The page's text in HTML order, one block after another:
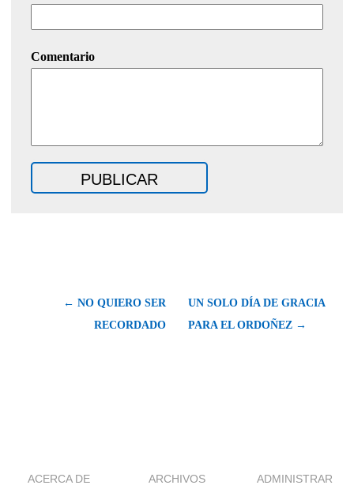
Comentario
← NO QUIERO SER
RECORDADO
UN SOLO DÍA DE GRACIA
PARA EL ORDOÑEZ →
ACERCA DE ARCHIVOS ADMINISTRAR